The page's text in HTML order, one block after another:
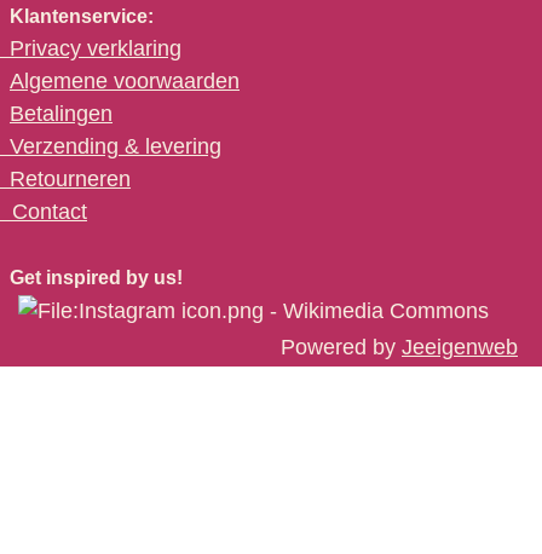
Klantenservice:
Privacy verklaring
Algemene voorwaarden
Betalingen
Verzending & levering
Retourneren
Contact
Get inspired by us!
Powered by Jeeigenweb